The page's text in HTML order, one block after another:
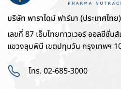
บริษัท พาราไดม์ ฟาร์มา (ประเทศไท
เลขที่ 87 เอ็มไทยทาวเวอร์ ออลซีซั่น
แขวงลุมพินี เขตปทุมวัน กรุงเทพฯ
โทร. 02-685-3000